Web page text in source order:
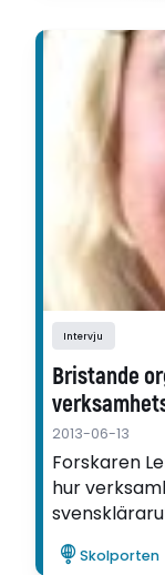
Intervju
Bristande
2013-06-13
Forskaren
hur
och
tydligt om
Skolporten